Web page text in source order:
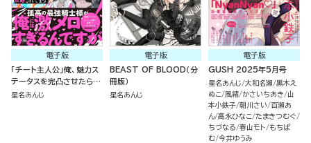
電子版
「チート主人公」俺、魅力ス
テータスを完凸させたらな
ぜか闇堕ちラスボスに攻略
星名あんじ
電子版
BEAST OF BLOOD（分
冊版）
星名あんじ
電子版
GUSH 2025年5月号
星名あんじ 大和名瀬 黒木え
ぬこ
風緒 かさいちあき
山
本小鉄子 朝川さい 百瀬あ
ん 高永ひなこ たまきつむぐ
ちづなる 春山モト
もちぱ
む 今井ゆうみ